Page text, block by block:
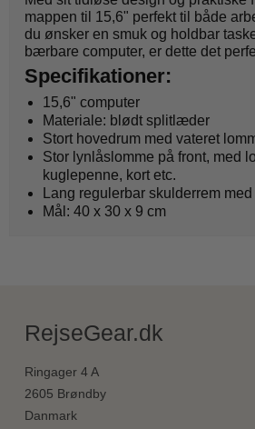
mappen til 15,6" perfekt til både
du ønsker en smuk og holdbar
bærbare computer, er dette det
Specifikationer:
15,6" computer
Materiale: blødt splitlæder
Stort hovedrum med vateret
Stor lynlåslomme på front, med
kuglepenne, kort etc.
Lang regulerbar skulderrem
Mål: 40 x 30 x 9 cm
RejseGear.dk
Ringager 4 A
2605 Brøndby
Danmark